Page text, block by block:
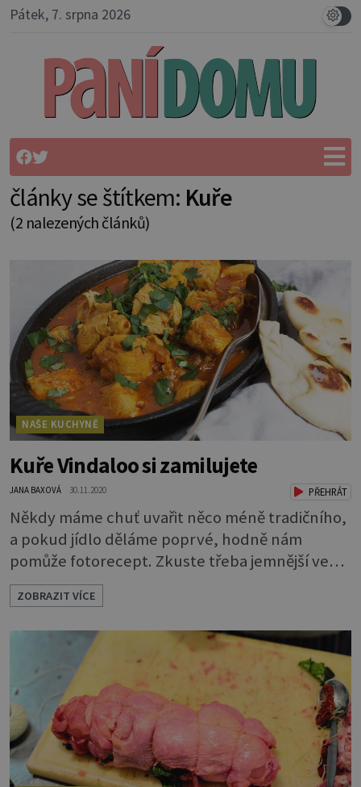
Pátek, 7. srpna 2026
články se štítkem: Kuře
(2 nalezených článků)
NAŠE KUCHYNĚ
Kuře Vindaloo si zamilujete
JANA BAXOVÁ 30.11.2020 PŘEHRÁT
Někdy máme chuť uvařit něco méně tradičního,
a pokud jídlo děláme poprvé, hodně nám
pomůže fotorecept. Zkuste třeba jemnější verzi
populárního indického pokrmu Vindaloo, který
bude pálit jen tak, jak budete chtít. 1)
Připravíme si marinádu. Rozpálíme menší pánev
a nasucho opražíme 2–3 lžíce směsi Vindaloo
masala (cca 1–2 minuty, musí se jen rozvonět a
ne spálit). 2) Sundáme z plotny, pře
ZOBRAZIT VÍCE